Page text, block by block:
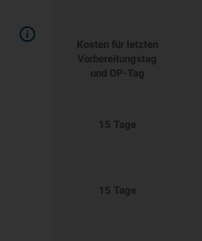
Kosten für letzten
Vorbereitungstag
und OP-Tag
15 Tage
15 Tage